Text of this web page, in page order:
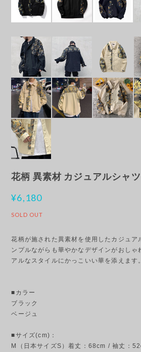
花柄 異素材 カジュアルシャツ
¥6,180
SOLD OUT
花柄が施された異素材を使用したカジュア
ンプルながらも華やかなデザインがおしゃ
アルなスタイルにかっこいい華を添えます。
■カラー
ブラック
ベージュ
■サイズ(cm)：
M（日本サイズS）着丈：68cm / 袖丈：